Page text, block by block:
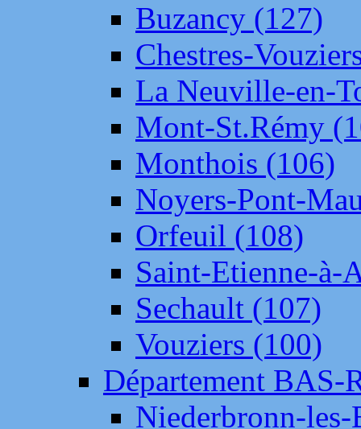
Buzancy (127)
Chestres-
La Neuville-en-
Mont-St.Rémy
Monthois (106)
Noyers-Pont-
Orfeuil (108)
Saint-Etienne-à-
Sechault (107)
Vouziers (100)
Département BAS-
Niederbronn-